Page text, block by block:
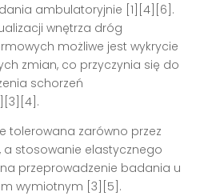
ambulatoryjnie [1][4][6].
wnętrza dróg
możliwe jest wykrycie
zmian, co przyczynia się do
schorzeń
tolerowana zarówno przez
a stosowanie elastycznego
przeprowadzenie badania u
wymiotnym [3][5].